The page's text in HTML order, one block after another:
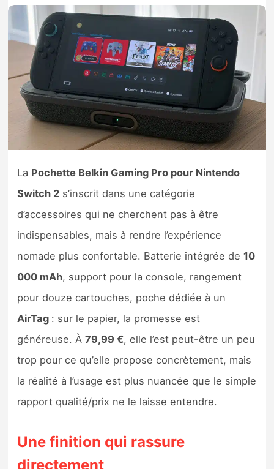
Nintendo Direct
Tests et previews
Tests de jeux
Tests d’accessoires
Autres tests
Previews
Précommandes jeux Switch 2
Sorties de jeux
Bons plans
Guides
La Pochette Belkin Gaming Pro pour Nintendo
Switch 2 s’inscrit dans une catégorie
d’accessoires qui ne cherchent pas à être
indispensables, mais à rendre l’expérience
nomade plus confortable. Batterie intégrée de10
000 mAh, support pour la console, rangement
pour douze cartouches, poche dédiée à un
AirTag : sur le papier, la promesse est
généreuse. À79,99 €, elle l’est peut-être un peu
trop pour ce qu’elle propose concrètement, mais
la réalité à l’usage est plus nuancée que le simple
rapport qualité/prix ne le laisse entendre.
Une finition qui rassure
directement